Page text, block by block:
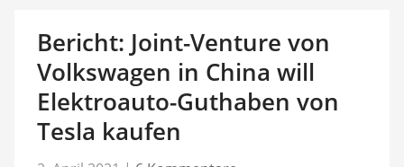
Bericht: Joint-Venture von
Volkswagen in China will
Elektroauto-Guthaben von
Tesla kaufen